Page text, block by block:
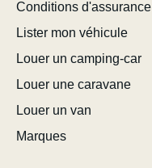
Conditions d'assurance
Lister mon véhicule
Louer un camping-car
Louer une caravane
Louer un van
Marques